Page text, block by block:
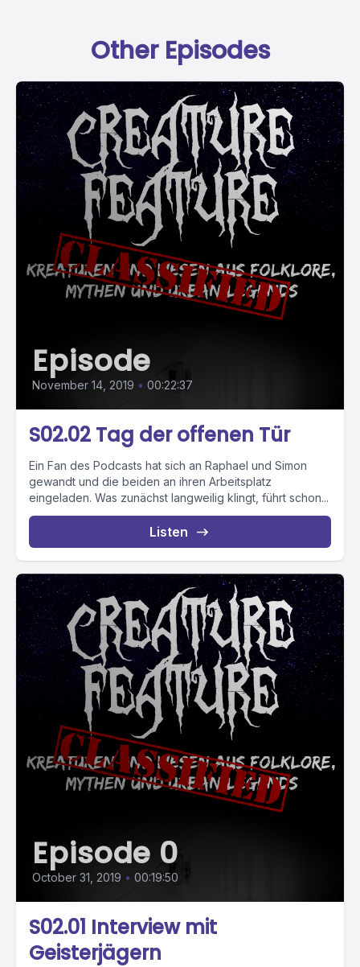
Other Episodes
Episode
November 14, 2019 • 00:22:37
S02.02 Tag der offenen Tür
Ein Fan des Podcasts hat sich an Raphael und Simon
gewandt und die beiden an ihren Arbeitsplatz
eingeladen. Was zunächst langweilig klingt, führt schon...
Listen
Episode 0
October 31, 2019 • 00:19:50
S02.01 Interview mit
Geisterjägern